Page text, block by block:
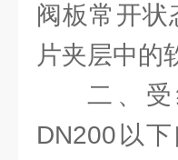
阀板常开
片夹层中的
二、
DN200以